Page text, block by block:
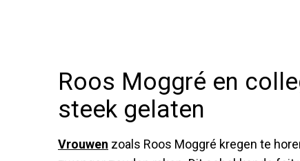
Roos Moggré en
steek gelaten
Vrouwen zoals Roos Moggré kregen te